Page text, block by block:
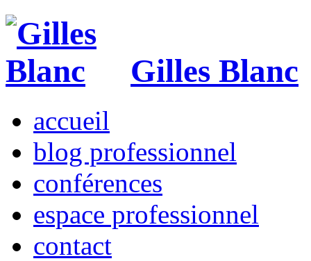
Gilles Blanc
accueil
blog professionnel
conférences
espace professionnel
contact